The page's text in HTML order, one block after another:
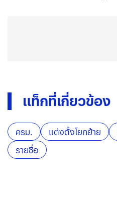
แท็กที่เกี่ยวข้อง
ครม. แต่งตั้งโยกย้าย
รายชื่อ